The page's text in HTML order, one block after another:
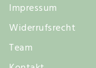
Impressum
Widerrufsrecht
Team